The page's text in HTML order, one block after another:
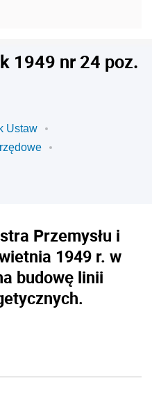
1949 nr 24 poz.
Ustaw
Przemysłu i
1949 r. w
budowę linii